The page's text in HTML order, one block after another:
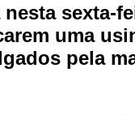
sexta-
uma
pela